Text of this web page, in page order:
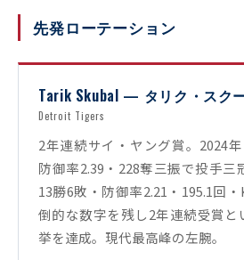
先発ローテーション
Tarik Skubal — タリク・スク
Detroit Tigers
2年連続サイ・ヤング賞。2024年
防御率2.39・228奪三振で投手三
13勝6敗・防御率2.21・195.1回
倒的な数字を残し2年連続受賞と
挙を達成。現代最高峰の左腕。